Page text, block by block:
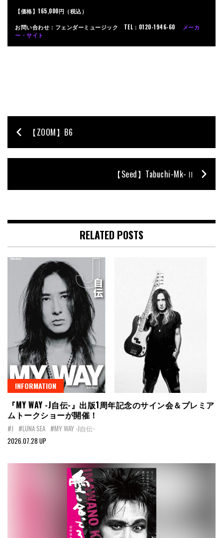
【価格】165,000円（税込）
お問い合わせ：フェンダーミュージック TEL：0120-1946-60 メーカ
ー・サイト
【ZOOM】B6
【Seed】Tabuchi-Mk-Ⅱ
RELATED POSTS
INFORMATION
『MY WAY -J自伝-』出版1周年記念のサイン会＆プレミア
ムトークショーが開催！
#J #LUNA SEA #MY WAY -J自伝-
2026.07.28 UP